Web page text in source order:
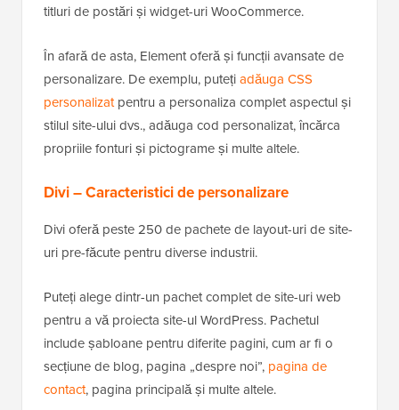
titluri de postări și widget-uri WooCommerce.
În afară de asta, Element oferă și funcții avansate de
personalizare. De exemplu, putețiadăuga CSS
personalizatpentru a personaliza complet aspectul și
stilul site-ului dvs., adăuga cod personalizat, încărca
propriile fonturi și pictograme și multe altele.
Divi – Caracteristici de personalizare
Divi oferă peste 250 de pachete de layout-uri de site-
uri pre-făcute pentru diverse industrii.
Puteți alege dintr-un pachet complet de site-uri web
pentru a vă proiecta site-ul WordPress. Pachetul
include șabloane pentru diferite pagini, cum ar fi o
secțiune de blog, pagina „despre noi”, pagina de
contact, pagina principală și multe altele.